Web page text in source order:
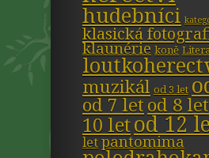
hudebníci
klasická
klaunérie koně
muzikál od 3 let
od 7 letod 8 let
10 letod 12
letpantomima